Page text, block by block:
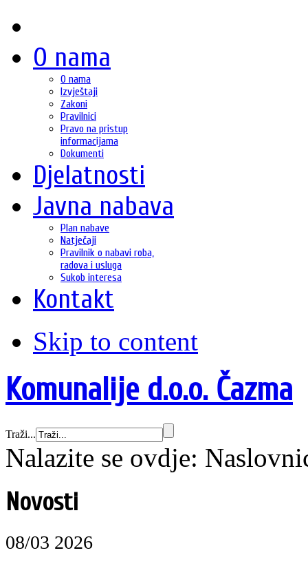
O nama
O nama
Izvještaji
Zakoni
Pravilnici
Pravo na pristup
informacijama
Dokumenti
Djelatnosti
Javna nabava
Plan nabave
Natječaji
Pravilnik o nabavi roba,
radova i usluga
Sukob interesa
Kontakt
Skip to content
Komunalije d.o.o. Čazma
Traži...
Nalazite se ovdje:
Novosti
08/03 2026